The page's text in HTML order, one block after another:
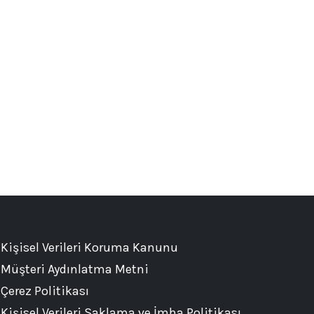
Kişisel Verileri Koruma Kanunu
Müşteri Aydınlatma Metni
Çerez Politikası